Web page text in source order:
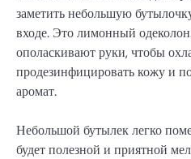
заметить небольшую
входе. Это лимонный
ополаскивают руки, чтобы
продезинфицировать кожу и
аромат.
Небольшой бутылек легко
будет полезной и приятной